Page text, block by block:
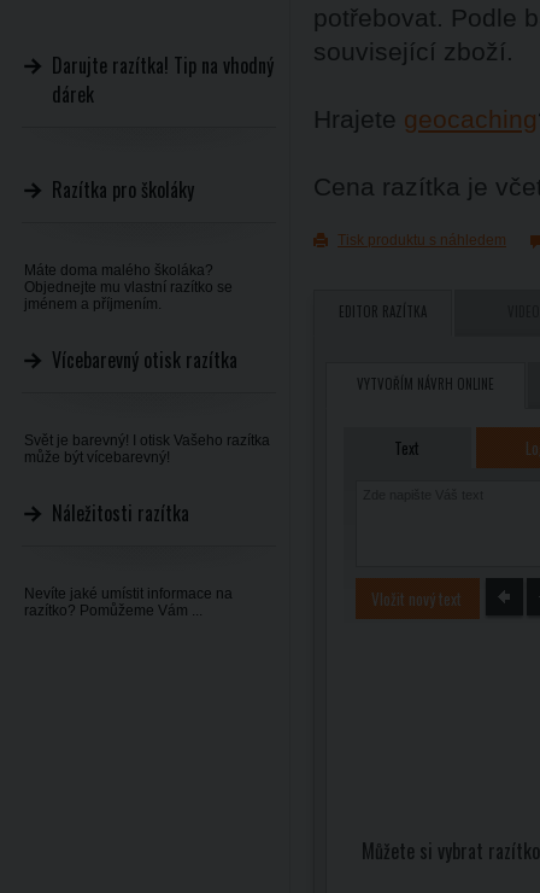
potřebovat. Podle
související zboží.
Hrajete geocaching
Cena razítka je
Tisk produktu s náhledem
EDITOR RAZÍTKA
VYTVOŘÍM NÁVRH ONLINE
Text
Vložit nový text
Můžete si vybrat
Darujte razítka! Tip na vhodný
dárek
Razítka pro školáky
Máte doma malého školáka?
Objednejte mu vlastní razítko se
jménem a příjmením.
Vícebarevný otisk razítka
Svět je barevný! I otisk Vašeho razítka
může být vícebarevný!
Náležitosti razítka
Nevíte jaké umístit informace na
razítko? Pomůžeme Vám ...